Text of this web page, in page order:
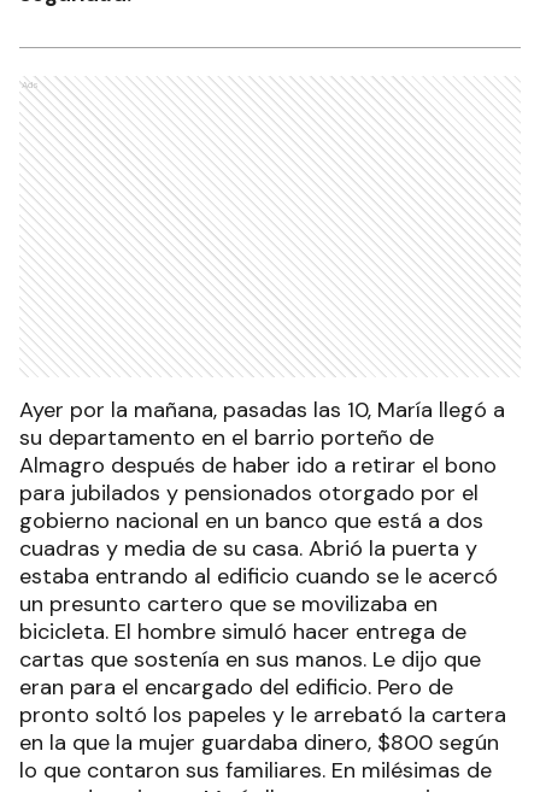
Ads
Ayer por la mañana, pasadas las 10, María llegó a
su departamento en el barrio porteño de
Almagro después de haber ido a retirar el bono
para jubilados y pensionados otorgado por el
gobierno nacional en un banco que está a dos
cuadras y media de su casa. Abrió la puerta y
estaba entrando al edificio cuando se le acercó
un presunto cartero que se movilizaba en
bicicleta. El hombre simuló hacer entrega de
cartas que sostenía en sus manos. Le dijo que
eran para el encargado del edificio. Pero de
pronto soltó los papeles y le arrebató la cartera
en la que la mujer guardaba dinero, $800 según
lo que contaron sus familiares. En milésimas de